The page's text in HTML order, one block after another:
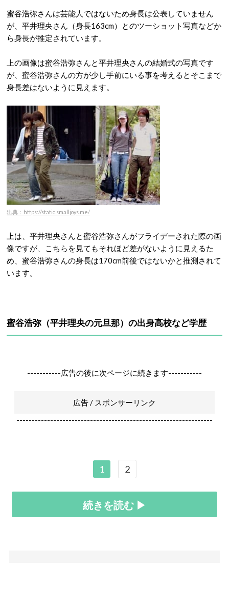
蜜谷浩弥さんは芸能人ではないため身長は公表していません
が、平井理央さん（身長163cm）とのツーショット写真などか
ら身長が推定されています。
上の画像は蜜谷浩弥さんと平井理央さんの結婚式の写真です
が、蜜谷浩弥さんの方が少し手前にいる事を考えるとそこまで
身長差はないように見えます。
出典：https://static.smalljoys.me/
上は、平井理央さんと蜜谷浩弥さんがフライデーされた際の画
像ですが、こちらを見てもそれほど差がないように見えるた
め、蜜谷浩弥さんの身長は170cm前後ではないかと推測されて
います。
蜜谷浩弥（平井理央の元旦那）の出身高校など学歴
-----------広告の後に次ページに続きます-----------
広告 / スポンサーリンク
----------------------------------------------------------------
1 2
続きを読む ▶